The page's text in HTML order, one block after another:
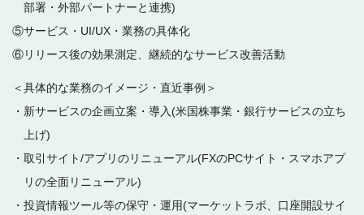
部署・外部パートナーと連携)
⑤サービス・UI/UX・業務の具体化
⑥リリース後の効果測定、継続的なサービス改善活動
＜具体的な業務のイメージ・直近事例＞
・新サービスの企画立案・導入(米国株事業・銀行サービスの立ち
上げ)
・取引サイト/アプリのリニューアル(FXのPCサイト・スマホアプ
リの全面リニューアル)
・投資情報ツール等の保守・運用(マーケットラボ、口座開設サイ